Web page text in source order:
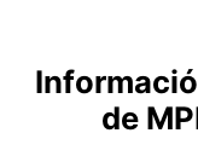
de